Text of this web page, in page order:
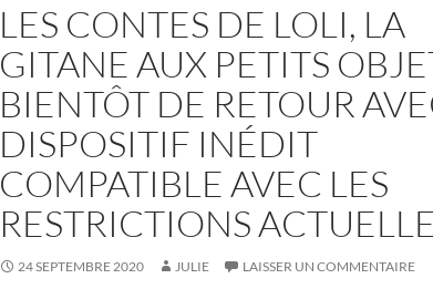
LES CONTES DE LOLI, LA
GITANE AUX PETITS
BIENTÔT DE RETOUR
DISPOSITIF INÉDIT
COMPATIBLE AVEC LES
RESTRICTIONS
24 SEPTEMBRE 2020 JULIE LAISSER UN COMMENTAIRE